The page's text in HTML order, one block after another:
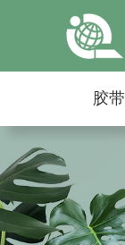
胶带